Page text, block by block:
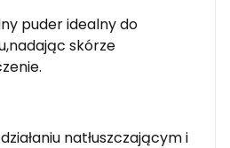
puder idealny do
skórze
natłuszczającym i